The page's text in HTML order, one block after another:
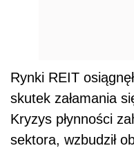
Rynki REIT
skutek załamania
Kryzys płynności
sektora, wzbudził